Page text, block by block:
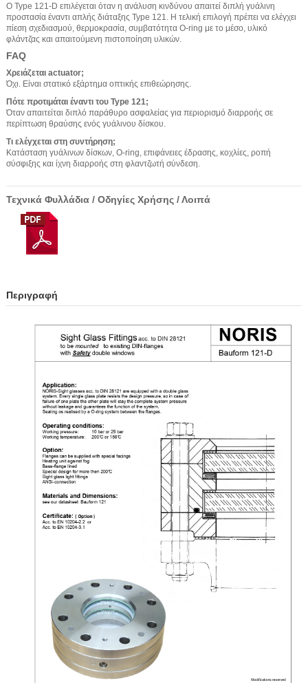
Ο Type 121-D επιλέγεται όταν η ανάλυση κινδύνου απαιτεί διπλή γυάλινη
προστασία έναντι απλής διάταξης Type 121. Η τελική επιλογή πρέπει να ελέγχει
πίεση σχεδιασμού, θερμοκρασία, συμβατότητα O-ring με το μέσο, υλικό
φλάντζας και απαιτούμενη πιστοποίηση υλικών.
FAQ
Χρειάζεται actuator;
Όχι. Είναι στατικό εξάρτημα οπτικής επιθεώρησης.
Πότε προτιμάται έναντι του Type 121;
Όταν απαιτείται διπλό παράθυρο ασφαλείας για περιορισμό διαρροής σε
περίπτωση θραύσης ενός γυάλινου δίσκου.
Τι ελέγχεται στη συντήρηση;
Κατάσταση γυάλινων δίσκων, O-ring, επιφάνειες έδρασης, κοχλίες, ροπή
σύσφιξης και ίχνη διαρροής στη φλαντζωτή σύνδεση.
Τεχνικά Φυλλάδια / Οδηγίες Χρήσης / Λοιπά
Περιγραφή